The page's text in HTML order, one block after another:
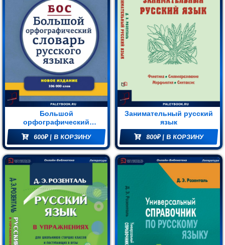
Большой
орфографический
словарь русского языка.
Более 106 000 слов
600₽ | В КОРЗИНУ
Занимательный русский
язык
800₽ | В КОРЗИНУ